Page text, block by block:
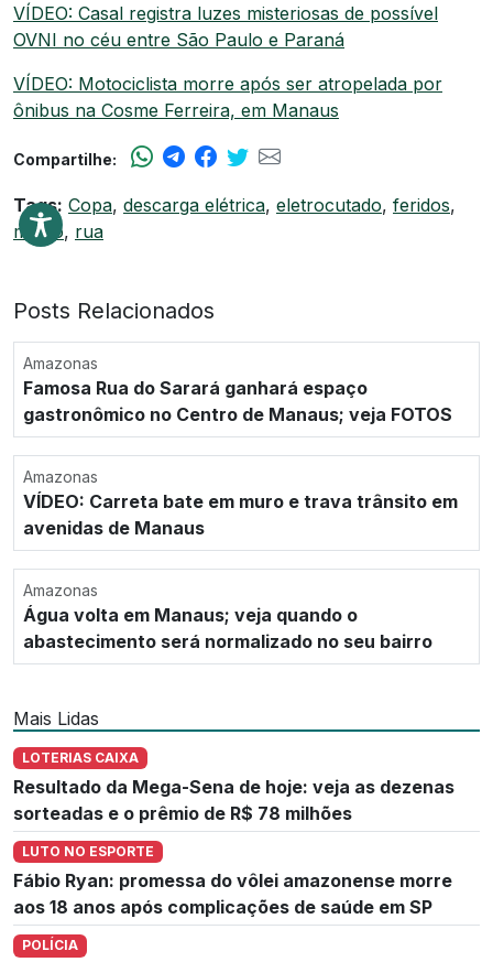
VÍDEO: Casal registra luzes misteriosas de possível
OVNI no céu entre São Paulo e Paraná
VÍDEO: Motociclista morre após ser atropelada por
ônibus na Cosme Ferreira, em Manaus
Compartilhe:
Tags: Copa, descarga elétrica, eletrocutado, feridos,
morto, rua
Posts Relacionados
Amazonas
Famosa Rua do Sarará ganhará espaço
gastronômico no Centro de Manaus; veja FOTOS
Amazonas
VÍDEO: Carreta bate em muro e trava trânsito em
avenidas de Manaus
Amazonas
Água volta em Manaus; veja quando o
abastecimento será normalizado no seu bairro
Mais Lidas
LOTERIAS CAIXA
Resultado da Mega-Sena de hoje: veja as dezenas
sorteadas e o prêmio de R$ 78 milhões
LUTO NO ESPORTE
Fábio Ryan: promessa do vôlei amazonense morre
aos 18 anos após complicações de saúde em SP
POLÍCIA